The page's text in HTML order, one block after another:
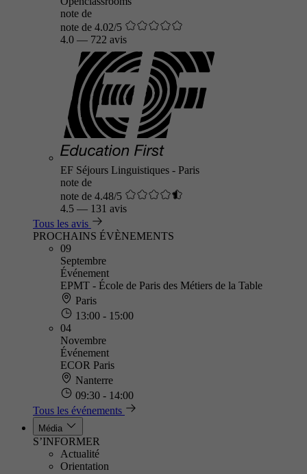
note de
note de 4.02/5
4.0 — 722 avis
EF Séjours Linguistiques - Paris
note de
note de 4.48/5
4.5 — 131 avis
Tous les avis
PROCHAINS ÉVÈNEMENTS
09
Septembre
Événement
EPMT - École de Paris des Métiers de la Table
Paris
13:00 - 15:00
04
Novembre
Événement
ECOR Paris
Nanterre
09:30 - 14:00
Tous les événements
Média
S’INFORMER
Actualité
Orientation